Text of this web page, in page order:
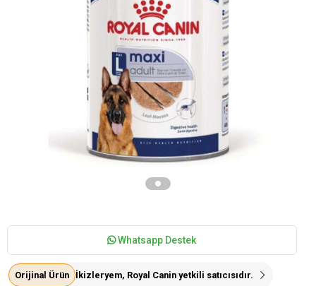
Whatsapp Destek
Orijinal Ürün İkizleryem, Royal Canin yetkili satıcısıdır.